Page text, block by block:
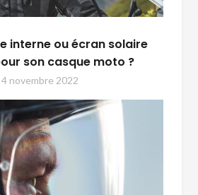
interne ou écran solaire
son casque moto ?
4 novembre 2022